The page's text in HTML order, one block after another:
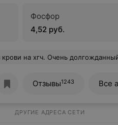
Фосфор
4,52 руб.
поддержали меня, на позитивной ноте прошло оформление. Подсказали, что еще нужно проверить гормон щитовидной железы
Отзывы1243 Все
ДРУГИЕ АДРЕСА СЕТИ